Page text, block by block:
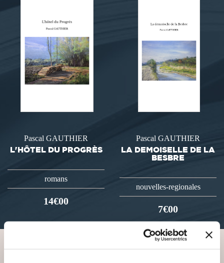
Pascal GAUTHIER
L'HÔTEL DU PROGRÈS
romans
14€00
Pascal GAUTHIER
LA DEMOISELLE DE LA
BESBRE
nouvelles-regionales
7€00